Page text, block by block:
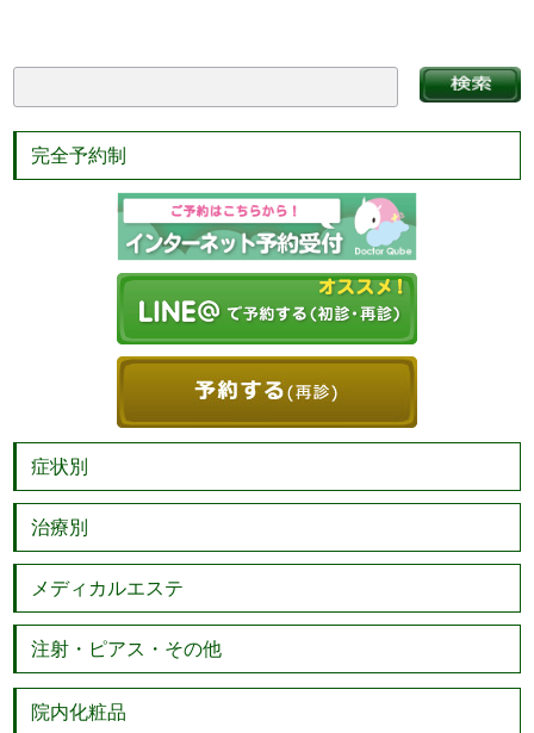
完全予約制
症状別
治療別
メディカルエステ
注射・ピアス・その他
院内化粧品